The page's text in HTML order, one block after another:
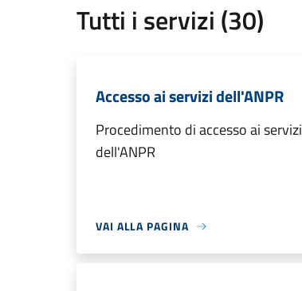
Tutti i servizi (30)
Accesso ai servizi dell'ANPR
Procedimento di accesso ai servizi
dell'ANPR
VAI ALLA PAGINA